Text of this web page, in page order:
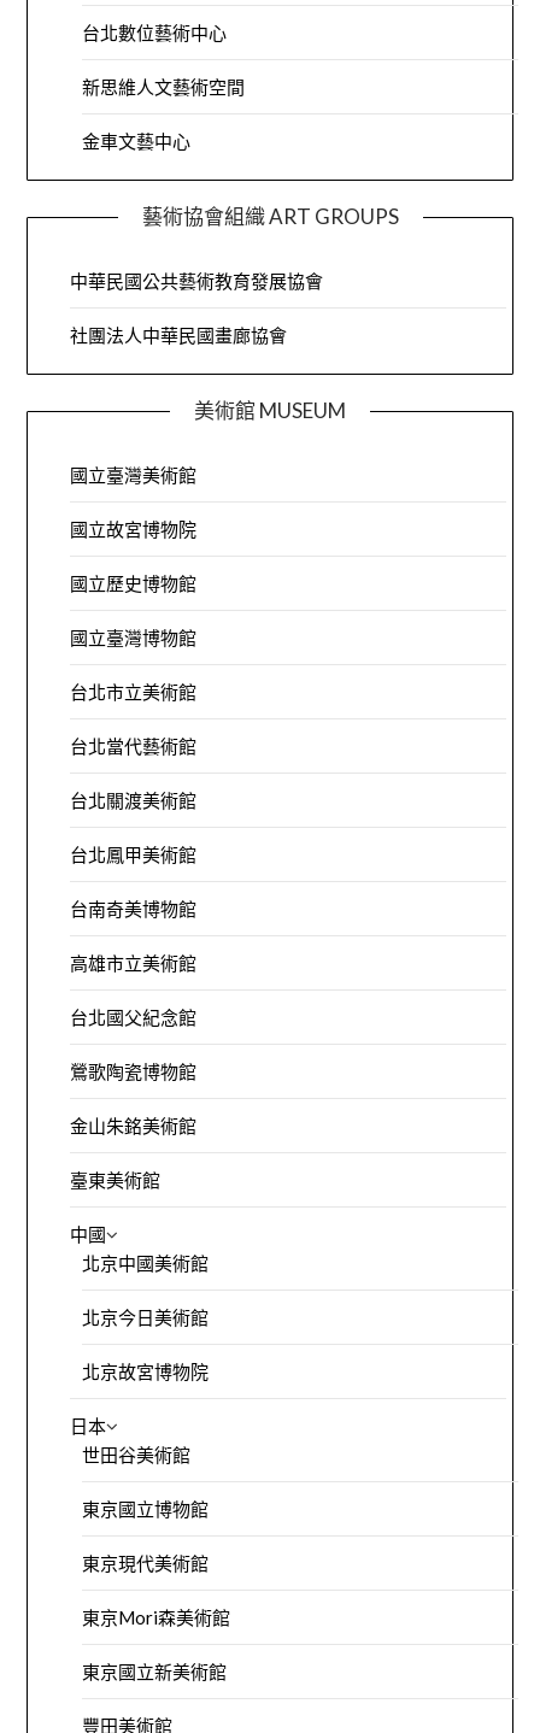
台北數位藝術中心
新思維人文藝術空間
金車文藝中心
藝術協會組織 ART GROUPS
中華民國公共藝術教育發展協會
社團法人中華民國畫廊協會
美術館 MUSEUM
國立臺灣美術館
國立故宮博物院
國立歷史博物館
國立臺灣博物館
台北市立美術館
台北當代藝術館
台北關渡美術館
台北鳳甲美術館
台南奇美博物館
高雄市立美術館
台北國父紀念館
鶯歌陶瓷博物館
金山朱銘美術館
臺東美術館
中國
北京中國美術館
北京今日美術館
北京故宮博物院
日本
世田谷美術館
東京國立博物館
東京現代美術館
東京Mori森美術館
東京國立新美術館
豐田美術館